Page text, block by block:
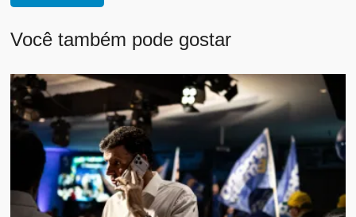
Você também pode gostar